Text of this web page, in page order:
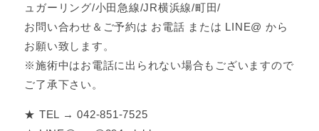
ュガーリング/小田急線/JR横浜線/町田/
お問い合わせ＆ご予約は お電話 または LINE@ から
お願い致します。
※施術中はお電話に出られない場合もございますので
ご了承下さい。
★ TEL → 042-851-7525